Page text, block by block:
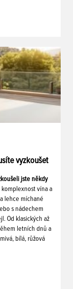
vyzkoušet
jste někdy
komplexnost vína a
lehce míchané
s nádechem
Od klasických až
letních dnů a
bílá, růžová